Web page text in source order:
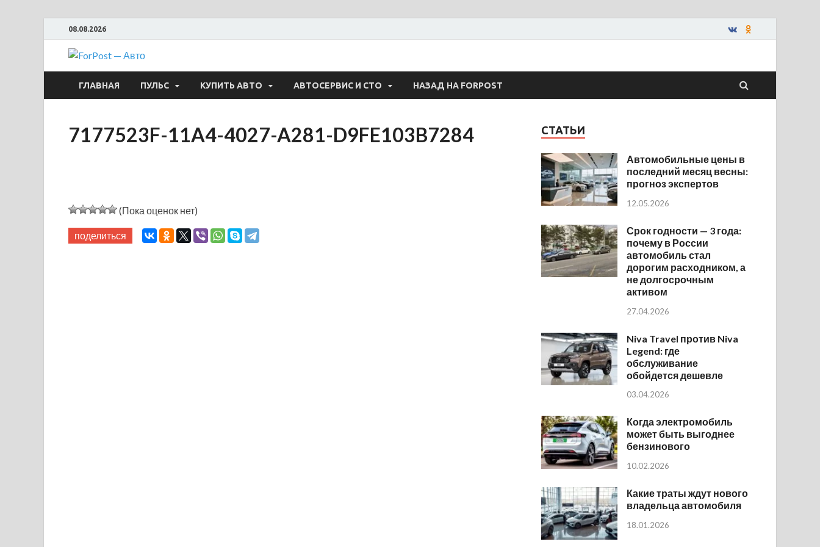
08.08.2026
ForPost — Авто
ГЛАВНАЯ ПУЛЬС КУПИТЬ АВТО АВТОСЕРВИС И СТО НАЗАД НА FORPOST
7177523F-11A4-4027-A281-D9FE103B7284
(Пока оценок нет)
поделиться
СТАТЬИ
Автомобильные цены в
последний месяц весны:
прогноз экспертов
12.05.2026
Срок годности — 3 года:
почему в России
автомобиль стал
дорогим расходником, а
не долгосрочным
активом
27.04.2026
Niva Travel против Niva
Legend: где
обслуживание
обойдется дешевле
03.04.2026
Когда электромобиль
может быть выгоднее
бензинового
10.02.2026
Какие траты ждут нового
владельца автомобиля
18.01.2026